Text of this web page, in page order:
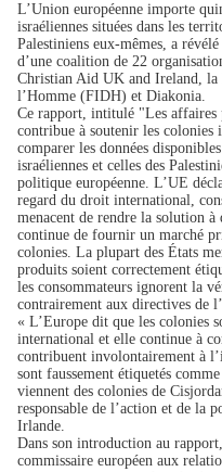
L’Union européenne importe
israéliennes situées dans les
Palestiniens eux-mêmes, a
d’une coalition de 22
Christian Aid UK and Ireland, la
l’Homme (FIDH) et Diakonia.
Ce rapport, intitulé "Les affaires
contribue à soutenir les colonies
comparer les données
israéliennes et celles des
politique européenne. L’UE
regard du droit international,
menacent de rendre la solution
continue de fournir un marché
colonies. La plupart des États
produits soient correctement
les consommateurs ignorent la
contrairement aux directives de
« L’Europe dit que les colonies
international et elle continue à
contribuent involontairement à
sont faussement étiquetés
viennent des colonies de
responsable de l’action et de la
Irlande.
Dans son introduction au
commissaire européen aux